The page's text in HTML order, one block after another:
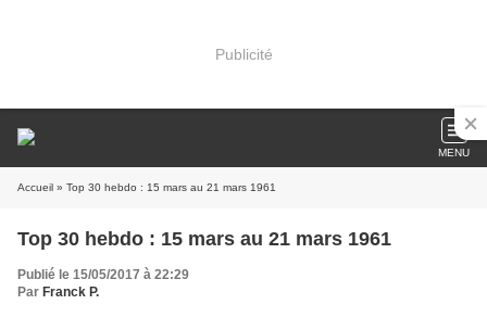
Publicité
MENU
Accueil » Top 30 hebdo : 15 mars au 21 mars 1961
Top 30 hebdo : 15 mars au 21 mars 1961
Publié le 15/05/2017 à 22:29
Par Franck P.